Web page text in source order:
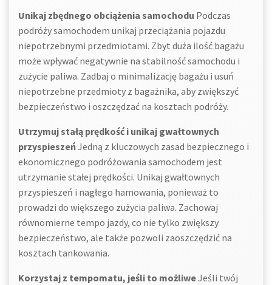
Unikaj zbędnego obciążenia samochodu Podczas
podróży samochodem unikaj przeciążania pojazdu
niepotrzebnymi przedmiotami. Zbyt duża ilość bagażu
może wpływać negatywnie na stabilność samochodu i
zużycie paliwa. Zadbaj o minimalizację bagażu i usuń
niepotrzebne przedmioty z bagażnika, aby zwiększyć
bezpieczeństwo i oszczędzać na kosztach podróży.
Utrzymuj stałą prędkość i unikaj gwałtownych
przyspieszeńJedną z kluczowych zasad bezpiecznego i
ekonomicznego podróżowania samochodem jest
utrzymanie stałej prędkości. Unikaj gwałtownych
przyspieszeń i nagłego hamowania, ponieważ to
prowadzi do większego zużycia paliwa. Zachowaj
równomierne tempo jazdy, co nie tylko zwiększy
bezpieczeństwo, ale także pozwoli zaoszczędzić na
kosztach tankowania.
Korzystaj z tempomatu, jeśli to możliweJeśli twój